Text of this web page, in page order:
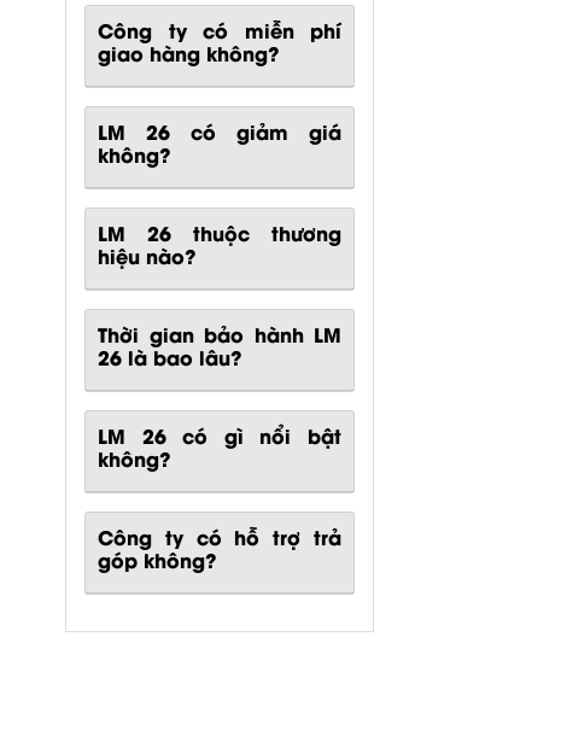
iPad Manual English
Operation Manual
English
Quick Start Guide
English
Công ty có miễn phí
giao hàng không?
LM 26 có giảm giá
không?
LM 26 thuộc thương
hiệu nào?
Thời gian bảo hành LM
26 là bao lâu?
LM 26có gì nổi bật
không?
Công ty có hỗ trợ trả
góp không?